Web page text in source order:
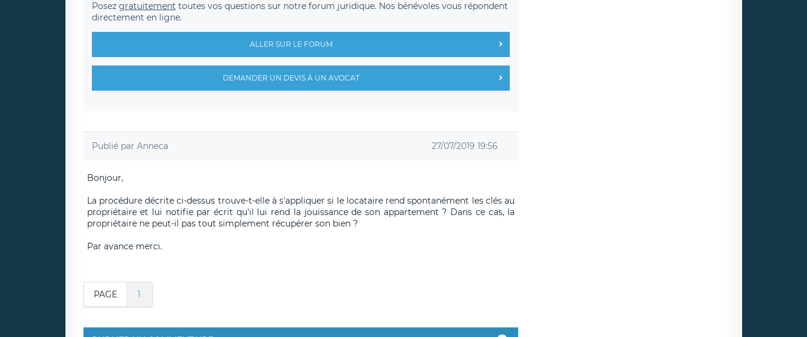
Posez gratuitement toutes vos questions sur notre forum juridique. Nos bénévoles vous répondent
directement en ligne.
ALLER SUR LE FORUM
DEMANDER UN DEVIS À UN AVOCAT
Publié par Anneca 27/07/2019 19:56
Bonjour,
La procédure décrite ci-dessus trouve-t-elle à s'appliquer si le locataire rend spontanément les clés au
propriétaire et lui notifie par écrit qu'il lui rend la jouissance de son appartement ? Dans ce cas, la
propriétaire ne peut-il pas tout simplement récupérer son bien ?
Par avance merci.
PAGE 1